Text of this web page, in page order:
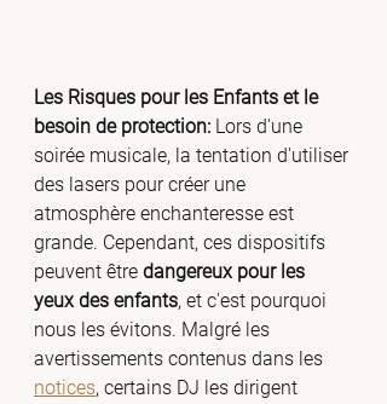
Les Risques pour les Enfants et le
besoin de protection: Lors d'une
soirée musicale, la tentation d'utiliser
des lasers pour créer une
atmosphère enchanteresse est
grande. Cependant, ces dispositifs
peuvent être dangereux pour les
yeux des enfants, et c'est pourquoi
nous les évitons. Malgré les
avertissements contenus dans les
notices, certains DJ les dirigent